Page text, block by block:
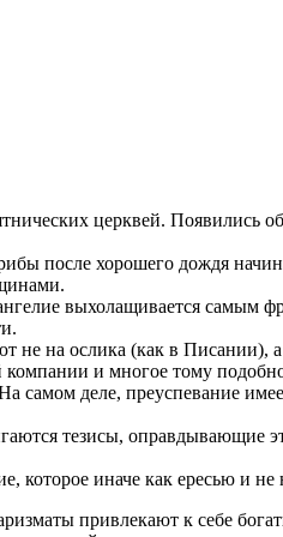
церквей. Появились
после хорошего дождя
выхолащивается самым
на ослика (как в Писании), а
компании и многое тому
самом деле, преуспевание
тезисы, оправдывающие
которое иначе как ересью и не
привлекают к себе